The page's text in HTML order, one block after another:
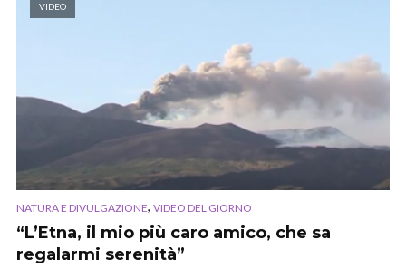
VIDEO
NATURA E DIVULGAZIONE, VIDEO DEL GIORNO
“L’Etna, il mio più caro amico, che sa
regalarmi serenità”